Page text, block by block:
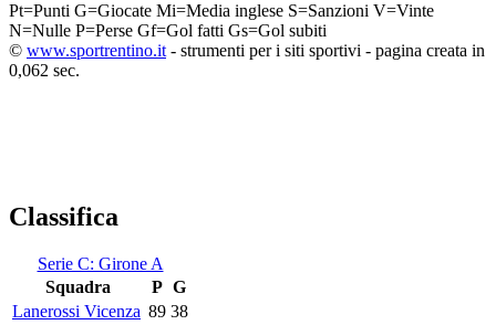
Pt=Punti G=Giocate Mi=Media inglese S=Sanzioni V=Vinte
N=Nulle P=Perse Gf=Gol fatti Gs=Gol subiti
© www.sportrentino.it - strumenti per i siti sportivi - pagina creata in
0,062 sec.
Classifica
Serie C: Girone A
Squadra
P G
Lanerossi Vicenza 89 38